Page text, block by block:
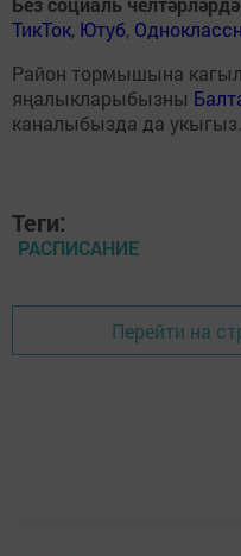
ТикТок, Ютуб,
Район тормышына
яңалыкларыбызны
каналыбызда да укыгыз.
Теги:
РАСПИСАНИЕ
Перейти на